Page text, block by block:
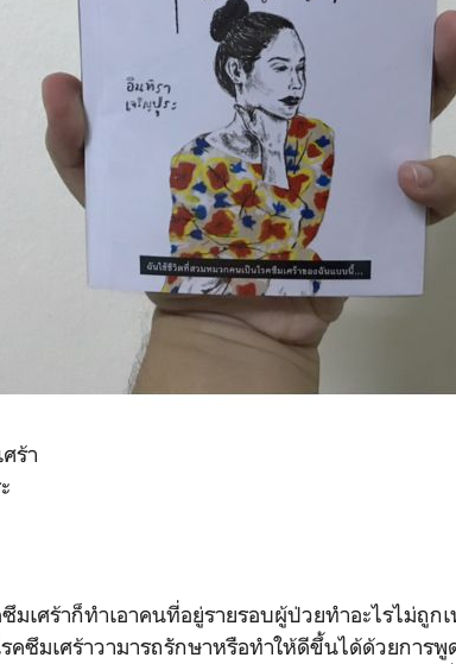
ร้า
มเศร้าก็ทำเอาคนที่อยู่รายรอบผู้ป่วยทำอะไรไม่ถูก
คซึมเศร้าวามารถรักษาหรือทำให้ดีขึ้นได้ด้วยการ